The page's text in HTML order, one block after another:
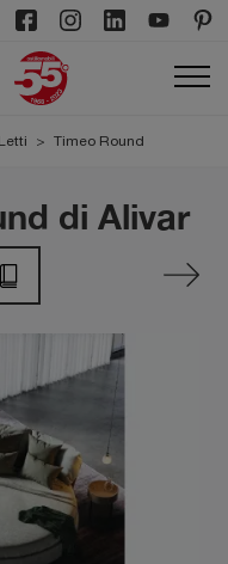
Letti > Timeo Round
di Alivar